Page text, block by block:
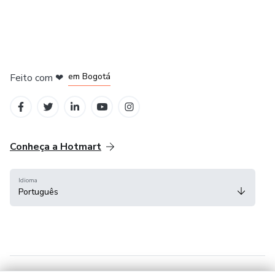
Feito com ❤ em Bogotá
Conheça a Hotmart
Idioma
Português